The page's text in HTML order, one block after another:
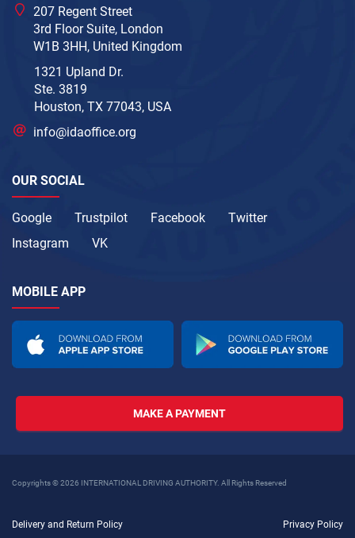
207 Regent Street
3rd Floor Suite, London
W1B 3HH, United Kingdom
1321 Upland Dr.
Ste. 3819
Houston, TX 77043, USA
info@idaoffice.org
OUR SOCIAL
Google Trustpilot Facebook
Twitter
Instagram
VK
MOBILE APP
MAKE A PAYMENT
Copyrights © 2026 INTERNATIONAL DRIVING AUTHORITY. All Rights Reserved
Delivery and Return Policy Privacy Policy